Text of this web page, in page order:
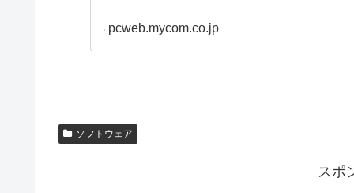
pcweb.mycom.co.jp
ソフトウェア
スポ